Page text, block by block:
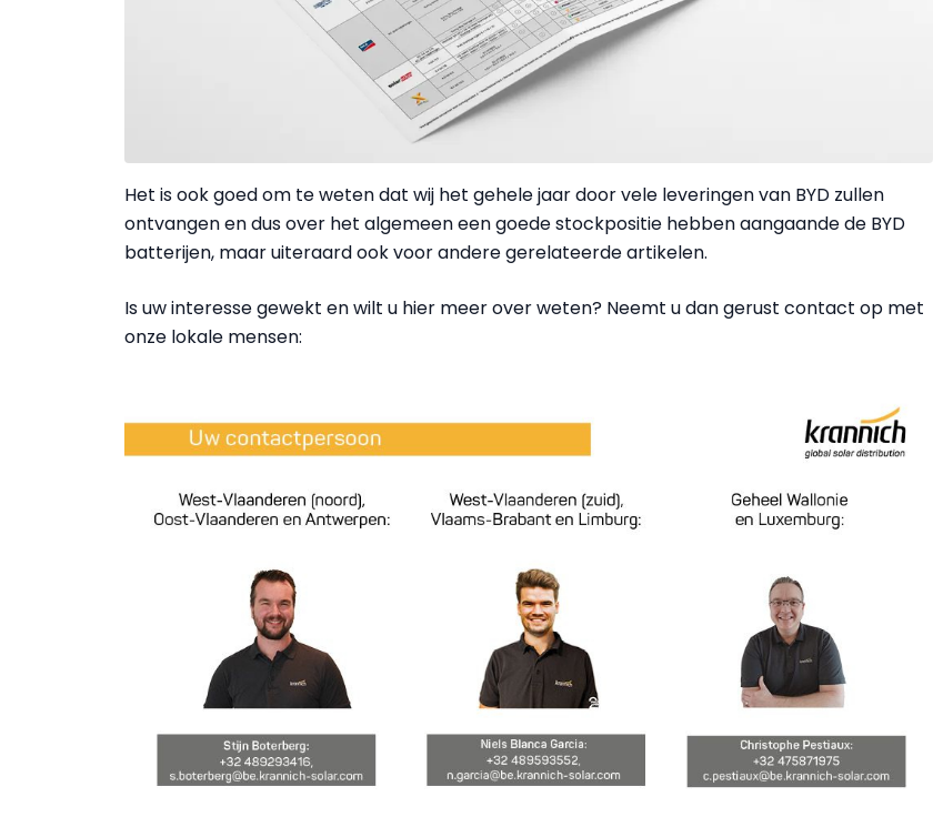
Het is ook goed om te weten dat wij het gehele jaar door vele leveringen van BYD zullen
ontvangen en dus over het algemeen een goede stockpositie hebben aangaande de BYD
batterijen, maar uiteraard ook voor andere gerelateerde artikelen.
Is uw interesse gewekt en wilt u hier meer over weten? Neemt u dan gerust contact op met
onze lokale mensen: